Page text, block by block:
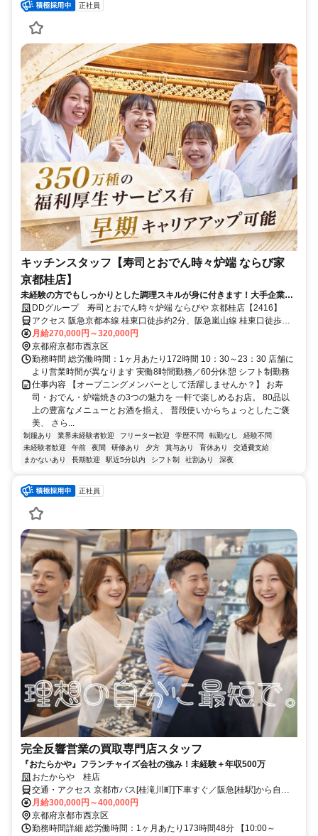
正社員
キッチンスタッフ【寿司とおでん時々炉端 ならび家
京都桂店】
未経験の方でもしっかりとした調理スキルが身に付きます！大手企業グ
ループならではのサポート体制／昇給・昇格年2回／社割あり…他多
数！
DDグループ 寿司とおでん時々炉端 ならびや 京都桂店【2416】
アクセス 阪急京都本線 桂東口徒歩約2分、阪急嵐山線 桂東口徒歩約2
分
月給270,000円～320,000円
京都府京都市西京区
勤務時間 総労働時間：1ヶ月あたり172時間 10：30～23：30 店舗に
より営業時間が異なります 実働8時間勤務／60分休憩 シフト制勤務
仕事内容 【オープニングメンバーとして活躍しませんか？】 お寿
司・おでん・炉端焼きの3つの魅力を 一軒で楽しめるお店。 80品以
上の豊富なメニューとお酒を揃え、 普段使いからちょっとしたご褒
美、 さら...
制服あり 業界未経験者歓迎 フリーター歓迎 学歴不問 転勤なし
経験不問
未経験者歓迎
午前 夜間 研修あり 夕方 賞与あり 育休あり
交通費支給
まかないあり
長期歓迎 駅近5分以内 シフト制 社割あり 深夜
正社員
完全反響営業の買取専門店スタッフ
『おたらかや』フランチャイズ会社の強み！未経験＋年収500万
おたからや 桂店
交通・アクセス 京都市バス[桂滝川町]下車すぐ／阪急[桂駅]から自転
車6分／JR[西大路駅]から自転車15分
月給300,000円～400,000円
京都府京都市西京区
勤務時間詳細 総労働時間：1ヶ月あたり173時間48分 【10:00～